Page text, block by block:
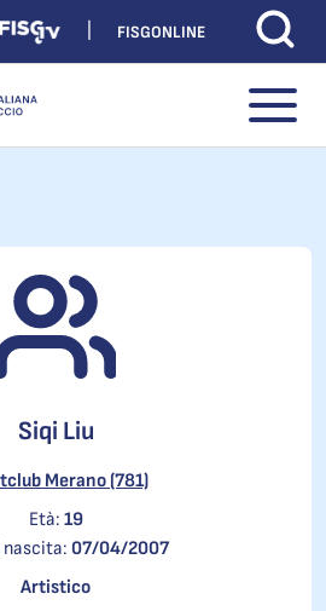
FISGONLINE
Siqi Liu
Merano (781)
Età: 19
nascita: 07/04/2007
Artistico